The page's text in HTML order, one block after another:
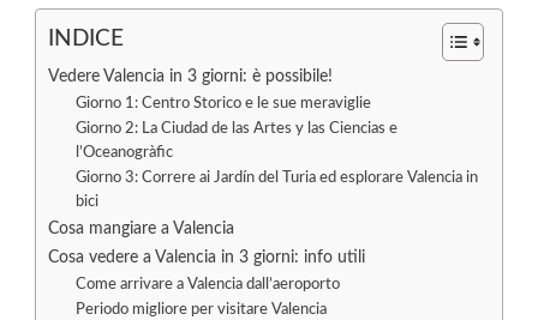
INDICE
Vedere Valencia in 3 giorni: è possibile!
Giorno 1: Centro Storico e le sue meraviglie
Giorno 2: La Ciudad de las Artes y las Ciencias e
l’Oceanogràfic
Giorno 3: Correre ai Jardín del Turia ed esplorare Valencia in
bici
Cosa mangiare a Valencia
Cosa vedere a Valencia in 3 giorni: info utili
Come arrivare a Valencia dall’aeroporto
Periodo migliore per visitare Valencia